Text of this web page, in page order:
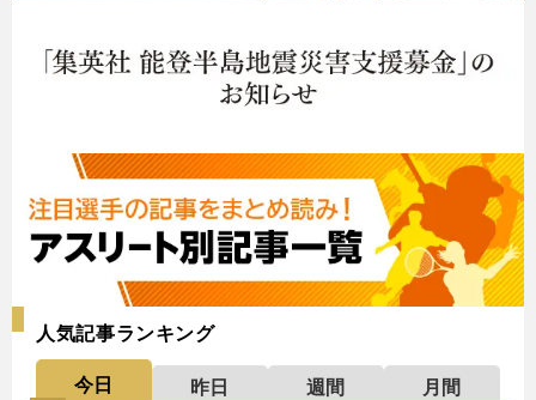
人気記事ランキング
今日 昨日 週間
月間